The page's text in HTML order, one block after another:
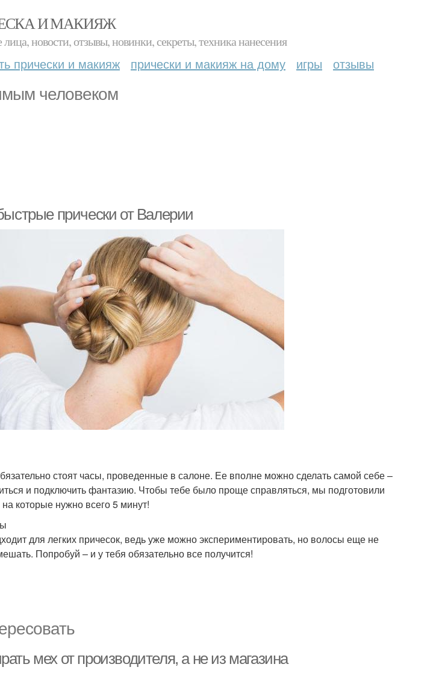
И МАКИЯЖ
новости, отзывы, новинки, секреты, техника нанесения
прически и макияж прически и макияж на дому игры отзывы
человеком
прически от Валерии
стоят часы, проведенные в салоне. Ее вполне можно сделать самой себе –
и подключить фантазию. Чтобы тебе было проще справляться, мы подготовили
которые нужно всего 5 минут!
для легких причесок, ведь уже можно экспериментировать, но волосы еще не
Попробуй – и у тебя обязательно все получится!
мех от производителя, а не из магазина